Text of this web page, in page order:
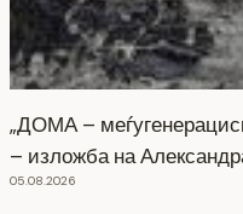
„ДОМА –
– изложба на
05.08.2026